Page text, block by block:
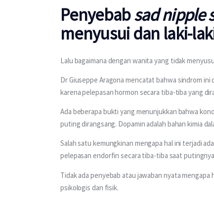
Penyebabsad nipple
menyusui dan laki-
Lalu bagaimana dengan wanita yang tidak
Dr Giuseppe Aragona mencatat bahwa sindrom
karena pelepasan hormon secara tiba-tiba yang
Ada beberapa bukti yang menunjukkan bahwa
puting dirangsang. Dopamin adalah bahan kimia
Salah satu kemungkinan mengapa hal ini terjadi
pelepasan endorfin secara tiba-tiba saat
Tidak ada penyebab atau jawaban nyata
psikologis dan fisik.